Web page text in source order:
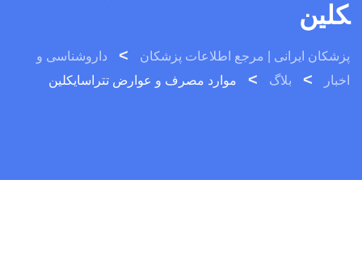
کلین
پزشکان ایرانی | مرجع اطلاعات پزشکان >
داروشناسی و
اخبار
> بلاگ > موارد مصرف و عوارض تتراسایکلین